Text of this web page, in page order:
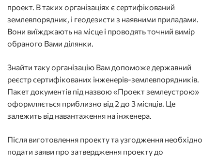
проект. В таких організаціях є сертифікований
землевпорядник, і геодезисти з наявними приладами.
Вони виїжджають на місце і проводять точний вимір
обраного Вами ділянки.
Знайти таку організацію Вам допоможе державний
реєстр сертифікованих інженерів-землевпорядників.
Пакет документів під назвою «Проект землеустрою»
оформляється приблизно від 2 до 3 місяців. Це
залежить від навантаження на інженера.
Після виготовлення проекту та узгодження необхідно
подати заяви про затвердження проекту до